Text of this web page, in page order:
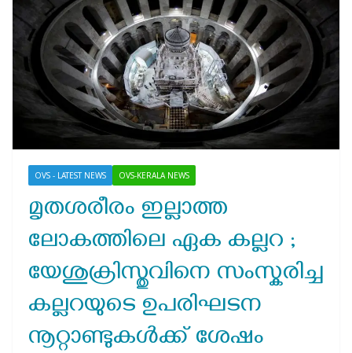
OVS - LATEST NEWS OVS-KERALA NEWS
മൃതശരീരം ഇല്ലാത്ത
ലോകത്തിലെ ഏക കല്ലറ ;
യേശുക്രിസ്തുവിനെ സംസ്കരിച്ച
കല്ലറയുടെ ഉപരിഘടന
നൂറ്റാണ്ടുകള്‍ക്ക് ശേഷം